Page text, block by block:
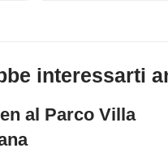
interessarti
al Parco Villa